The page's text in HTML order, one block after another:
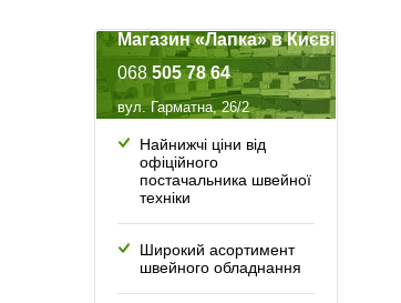
Магазин «Лапка» в Києві
068505 78 64
вул. Гарматна, 26/2
Найнижчі ціни від
офіційного
постачальника швейної
техніки
Широкий асортимент
швейного обладнання